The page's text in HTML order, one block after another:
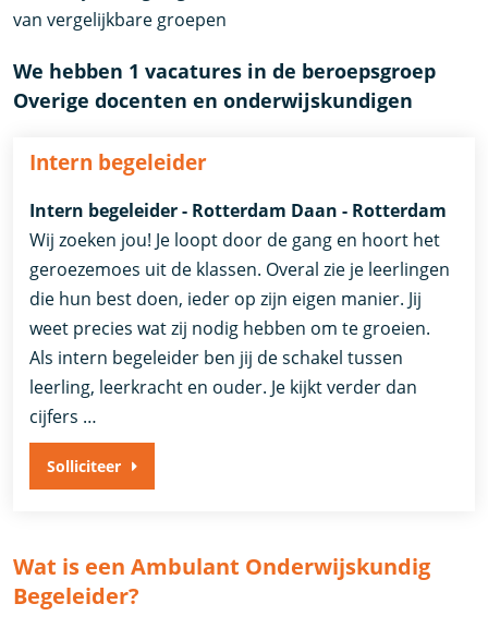
van vergelijkbare groepen
We hebben 1 vacatures in de beroepsgroep
Overige docenten en onderwijskundigen
Intern begeleider
Intern begeleider - Rotterdam Daan - Rotterdam
Wij zoeken jou! Je loopt door de gang en hoort het
geroezemoes uit de klassen. Overal zie je leerlingen
die hun best doen, ieder op zijn eigen manier. Jij
weet precies wat zij nodig hebben om te groeien.
Als intern begeleider ben jij de schakel tussen
leerling, leerkracht en ouder. Je kijkt verder dan
cijfers …
Solliciteer
Wat is een Ambulant Onderwijskundig
Begeleider?